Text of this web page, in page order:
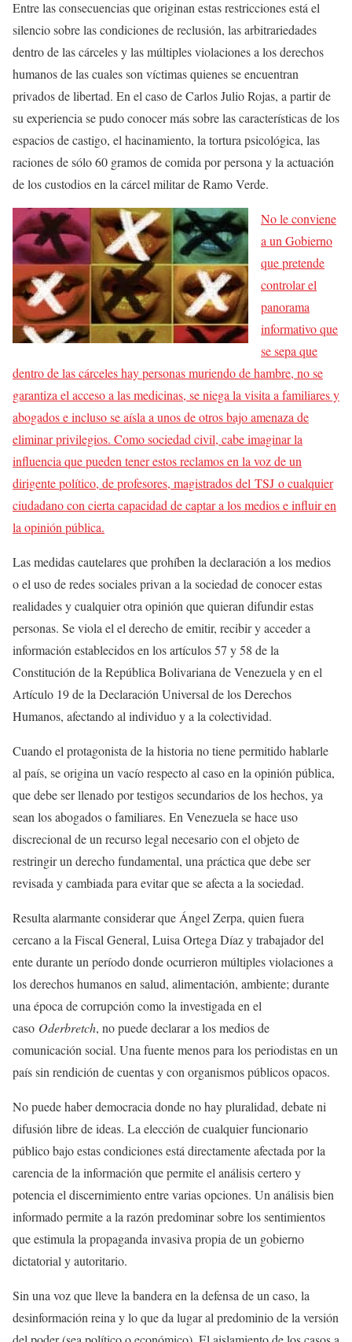
Entre las consecuencias que originan estas restricciones está el
silencio sobre las condiciones de reclusión, las arbitrariedades
dentro de las cárceles y las múltiples violaciones a los derechos
humanos de las cuales son víctimas quienes se encuentran
privados de libertad. En el caso de Carlos Julio Rojas, a partir de
su experiencia se pudo conocer más sobre las características de los
espacios de castigo, el hacinamiento, la tortura psicológica, las
raciones de sólo 60 gramos de comida por persona y la actuación
de los custodios en la cárcel militar de Ramo Verde.
No le conviene
a un Gobierno
que pretende
controlar el
panorama
informativo que
se sepa que
dentro de las cárceles hay personas muriendo de hambre, no se
garantiza el acceso a las medicinas, se niega la visita a familiares y
abogados e incluso se aísla a unos de otros bajo amenaza de
eliminar privilegios. Como sociedad civil, cabe imaginar la
influencia que pueden tener estos reclamos en la voz de un
dirigente político, de profesores, magistrados del TSJ o cualquier
ciudadano con cierta capacidad de captar a los medios e influir en
la opinión pública.
Las medidas cautelares que prohíben la declaración a los medios
o el uso de redes sociales privan a la sociedad de conocer estas
realidades y cualquier otra opinión que quieran difundir estas
personas. Se viola el el derecho de emitir, recibir y acceder a
información establecidos en los artículos 57 y 58 de la
Constitución de la República Bolivariana de Venezuela y en el
Artículo 19 de la Declaración Universal de los Derechos
Humanos, afectando al individuo y a la colectividad.
Cuando el protagonista de la historia no tiene permitido hablarle
al país, se origina un vacío respecto al caso en la opinión pública,
que debe ser llenado por testigos secundarios de los hechos, ya
sean los abogados o familiares. En Venezuela se hace uso
discrecional de un recurso legal necesario con el objeto de
restringir un derecho fundamental, una práctica que debe ser
revisada y cambiada para evitar que se afecta a la sociedad.
Resulta alarmante considerar que Ángel Zerpa, quien fuera
cercano a la Fiscal General, Luisa Ortega Díaz y trabajador del
ente durante un período donde ocurrieron múltiples violaciones a
los derechos humanos en salud, alimentación, ambiente; durante
una época de corrupción como la investigada en el
caso Oderbretch, no puede declarar a los medios de
comunicación social. Una fuente menos para los periodistas en un
país sin rendición de cuentas y con organismos públicos opacos.
No puede haber democracia donde no hay pluralidad, debate ni
difusión libre de ideas. La elección de cualquier funcionario
público bajo estas condiciones está directamente afectada por la
carencia de la información que permite el análisis certero y
potencia el discernimiento entre varias opciones. Un análisis bien
informado permite a la razón predominar sobre los sentimientos
que estimula la propaganda invasiva propia de un gobierno
dictatorial y autoritario.
Sin una voz que lleve la bandera en la defensa de un caso, la
desinformación reina y lo que da lugar al predominio de la versión